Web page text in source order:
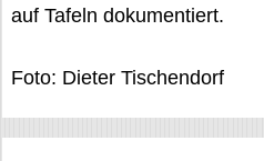
auf Tafeln dokumentiert.
Foto: Dieter Tischendorf